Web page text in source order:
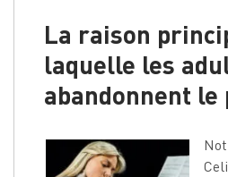
La raison
laquelle les
abandonnent le